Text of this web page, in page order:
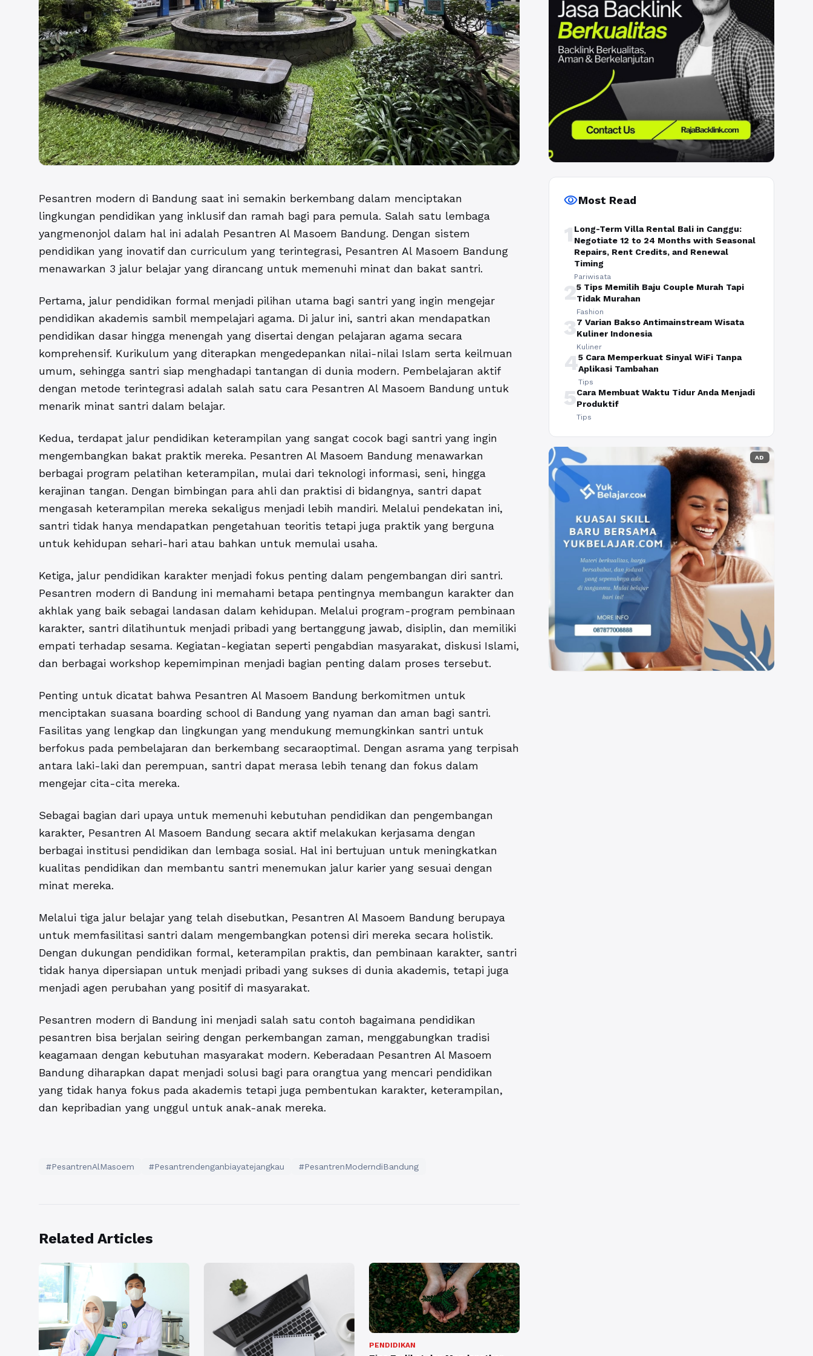
Pesantren modern di Bandung saat ini semakin berkembang dalam menciptakan
lingkungan pendidikan yang inklusif dan ramah bagi para pemula. Salah satu lembaga
yangmenonjol dalam hal ini adalah Pesantren Al Masoem Bandung. Dengan sistem
pendidikan yang inovatif dan curriculum yang terintegrasi, Pesantren Al Masoem Bandung
menawarkan 3 jalur belajar yang dirancang untuk memenuhi minat dan bakat santri.
Pertama, jalur pendidikan formal menjadi pilihan utama bagi santri yang ingin mengejar
pendidikan akademis sambil mempelajari agama. Di jalur ini, santri akan mendapatkan
pendidikan dasar hingga menengah yang disertai dengan pelajaran agama secara
komprehensif. Kurikulum yang diterapkan mengedepankan nilai-nilai Islam serta keilmuan
umum, sehingga santri siap menghadapi tantangan di dunia modern. Pembelajaran aktif
dengan metode terintegrasi adalah salah satu cara Pesantren Al Masoem Bandung untuk
menarik minat santri dalam belajar.
Kedua, terdapat jalur pendidikan keterampilan yang sangat cocok bagi santri yang ingin
mengembangkan bakat praktik mereka. Pesantren Al Masoem Bandung menawarkan
berbagai program pelatihan keterampilan, mulai dari teknologi informasi, seni, hingga
kerajinan tangan. Dengan bimbingan para ahli dan praktisi di bidangnya, santri dapat
mengasah keterampilan mereka sekaligus menjadi lebih mandiri. Melalui pendekatan ini,
santri tidak hanya mendapatkan pengetahuan teoritis tetapi juga praktik yang berguna
untuk kehidupan sehari-hari atau bahkan untuk memulai usaha.
Ketiga, jalur pendidikan karakter menjadi fokus penting dalam pengembangan diri santri.
Pesantren modern di Bandung ini memahami betapa pentingnya membangun karakter dan
akhlak yang baik sebagai landasan dalam kehidupan. Melalui program-program pembinaan
karakter, santri dilatihuntuk menjadi pribadi yang bertanggung jawab, disiplin, dan memiliki
empati terhadap sesama. Kegiatan-kegiatan seperti pengabdian masyarakat, diskusi Islami,
dan berbagai workshop kepemimpinan menjadi bagian penting dalam proses tersebut.
Penting untuk dicatat bahwa Pesantren Al Masoem Bandung berkomitmen untuk
menciptakan suasana boarding school di Bandung yang nyaman dan aman bagi santri.
Fasilitas yang lengkap dan lingkungan yang mendukung memungkinkan santri untuk
berfokus pada pembelajaran dan berkembang secaraoptimal. Dengan asrama yang terpisah
antara laki-laki dan perempuan, santri dapat merasa lebih tenang dan fokus dalam
mengejar cita-cita mereka.
Sebagai bagian dari upaya untuk memenuhi kebutuhan pendidikan dan pengembangan
karakter, Pesantren Al Masoem Bandung secara aktif melakukan kerjasama dengan
berbagai institusi pendidikan dan lembaga sosial. Hal ini bertujuan untuk meningkatkan
kualitas pendidikan dan membantu santri menemukan jalur karier yang sesuai dengan
minat mereka.
Melalui tiga jalur belajar yang telah disebutkan, Pesantren Al Masoem Bandung berupaya
untuk memfasilitasi santri dalam mengembangkan potensi diri mereka secara holistik.
Dengan dukungan pendidikan formal, keterampilan praktis, dan pembinaan karakter, santri
tidak hanya dipersiapan untuk menjadi pribadi yang sukses di dunia akademis, tetapi juga
menjadi agen perubahan yang positif di masyarakat.
Pesantren modern di Bandung ini menjadi salah satu contoh bagaimana pendidikan
pesantren bisa berjalan seiring dengan perkembangan zaman, menggabungkan tradisi
keagamaan dengan kebutuhan masyarakat modern. Keberadaan Pesantren Al Masoem
Bandung diharapkan dapat menjadi solusi bagi para orangtua yang mencari pendidikan
yang tidak hanya fokus pada akademis tetapi juga pembentukan karakter, keterampilan,
dan kepribadian yang unggul untuk anak-anak mereka.
#PesantrenAlMasoem #Pesantrendenganbiayatejangkau #PesantrenModerndiBandung
Related Articles
PENDIDIKAN
visibilityMost Read
1 Long-Term Villa Rental Bali in Canggu:
Negotiate 12 to 24 Months with Seasonal
Repairs, Rent Credits, and Renewal
Timing
Pariwisata
25 Tips Memilih Baju Couple Murah Tapi
Tidak Murahan
Fashion
37 Varian Bakso Antimainstream Wisata
Kuliner Indonesia
Kuliner
45 Cara Memperkuat Sinyal WiFi Tanpa
Aplikasi Tambahan
Tips
5Cara Membuat Waktu Tidur Anda Menjadi
Produktif
Tips
AD